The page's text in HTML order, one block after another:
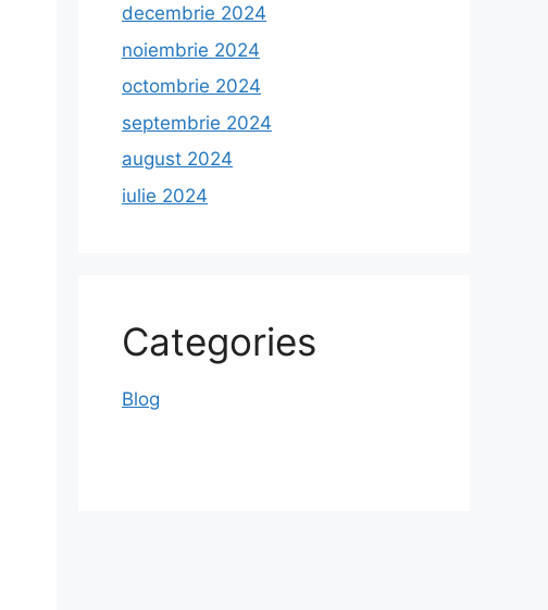
decembrie 2024
noiembrie 2024
octombrie 2024
septembrie 2024
august 2024
iulie 2024
Categories
Blog